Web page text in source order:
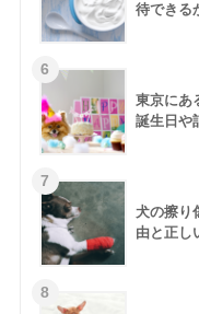
待できる
東京にあ
誕生日や
犬の擦り
由と正し